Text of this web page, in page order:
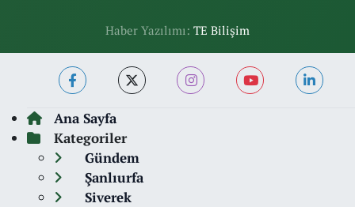
Haber Yazılımı: TE Bilişim
Ana Sayfa
Kategoriler
Gündem
Şanlıurfa
Siverek